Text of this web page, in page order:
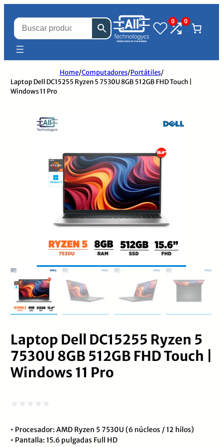
0 0
Home/Computadores/Portátiles/
Laptop Dell DC15255 Ryzen 5 7530U 8GB 512GB FHD Touch |
Windows 11 Pro
Laptop Dell DC15255 Ryzen 5
7530U 8GB 512GB FHD Touch |
Windows 11 Pro
con
• Procesador: AMD Ryzen 5 7530U (6 núcleos / 12 hilos)
• Pantalla: 15.6 pulgadas Full HD